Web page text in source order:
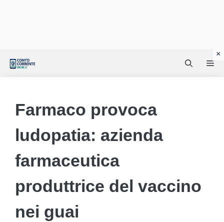
Farmaco provoca
ludopatia: azienda
farmaceutica
produttrice del vaccino
nei guai